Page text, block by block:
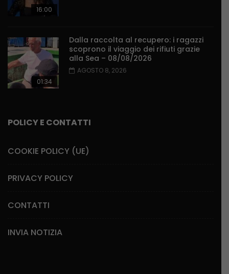
16:00
01:34
Dalla raccolta al recupero: i ragazzi
scoprono il viaggio dei rifiuti grazie
alla Sea – 08/08/2026
AGOSTO 8, 2026
POLICY E CONTATTI
COOKIE POLICY (UE)
PRIVACY POLICY
CONTATTI
INVIA NOTIZIA